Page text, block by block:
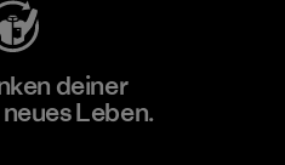
deiner
Leben.